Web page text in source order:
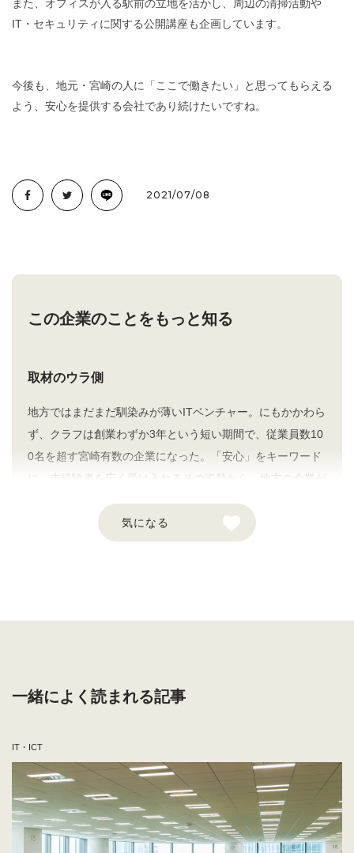
また、オフィスが入る駅前の立地を活かし、周辺の清掃活動や
IT・セキュリティに関する公開講座も企画しています。
今後も、地元・宮崎の人に「ここで働きたい」と思ってもらえる
よう、安心を提供する会社であり続けたいですね。
2021/07/08
この企業のことをもっと知る
取材のウラ側
地方ではまだまだ馴染みが薄いITベンチャー。にもかかわら
ず、クラフは創業わずか3年という短い期間で、従業員数10
0名を超す宮崎有数の企業になった。「安心」をキーワード
に、未経験者を広く受け入れるその姿勢から、地方の企業が
高まると予想されるセキュリティ診断においてはもちろん、
地方でワークライフバランスを実現するモデルとしても、同
この企業との繋がりを希望する
気になる
一緒によく読まれる記事
IT・ICT